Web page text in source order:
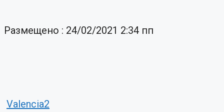
Размещено : 24/02/2021 2:34 пп
Valencia2